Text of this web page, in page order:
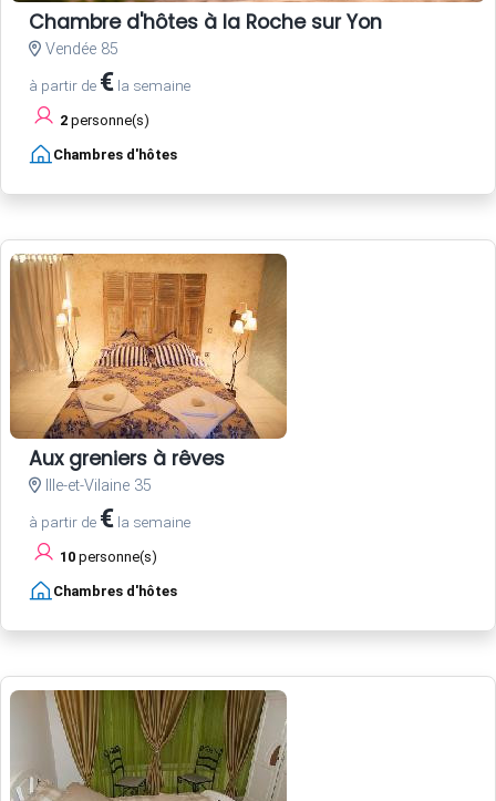
Chambre d'hôtes à la Roche sur Yon
Vendée 85
à partir de € la semaine
2 personne(s)
Chambres d'hôtes
Aux greniers à rêves
Ille-et-Vilaine 35
à partir de € la semaine
10 personne(s)
Chambres d'hôtes